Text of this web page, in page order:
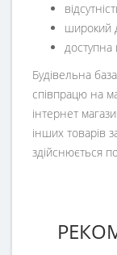
широкий
доступна
Будівельна
співпрацю на
інтернет
інших товарів
здійснюється